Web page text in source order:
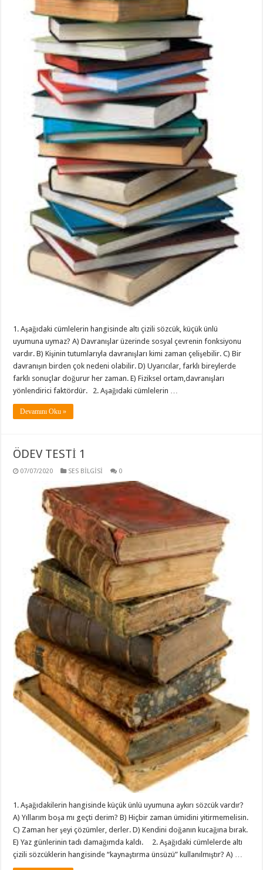
1. Aşağıdaki cümlelerin hangisinde altı çizili sözcük, küçük ünlü
uyumuna uymaz? A) Davranışlar üzerinde sosyal çevrenin fonksiyonu
vardır. B) Kişinin tutumlarıyla davranışları kimi zaman çelişebilir. C) Bir
davranışın birden çok nedeni olabilir. D) Uyarıcılar, farklı bireylerde
farklı sonuçlar doğurur her zaman. E) Fiziksel ortam,davranışları
yönlendirici faktördür. 2. Aşağıdaki cümlelerin …
Devamını Oku »
ÖDEV TESTİ 1
07/07/2020 SES BİLGİSİ 0
1. Aşağıdakilerin hangisinde küçük ünlü uyumuna aykırı sözcük vardır?
A) Yıllarım boşa mı geçti derim? B) Hiçbir zaman ümidini yitirmemelisin.
C) Zaman her şeyi çözümler, derler. D) Kendini doğanın kucağına bırak.
E) Yaz günlerinin tadı damağımda kaldı. 2. Aşağıdaki cümlelerde altı
çizili sözcüklerin hangisinde “kaynaştırma ünsüzü” kullanılmıştır? A) …